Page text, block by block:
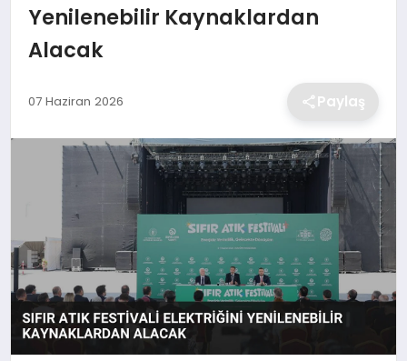
SİYASET
MAGAZİN
TEKNOLOJİ
SAĞLIK
EĞİTİM
Yenilenebilir Kaynaklardan
Alacak
07 Haziran 2026 Paylaş